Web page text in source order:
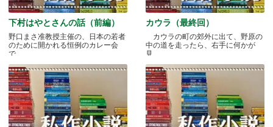
下村はやとさんの話（前編）
野口まさ准教授主催の、日本の若者
のために開かれる恒例のカレー会
で.....
カウラ（最終回）
カウラの町の郊外に出て、野原の
中の道を走ったら、右手に何かが
見.....